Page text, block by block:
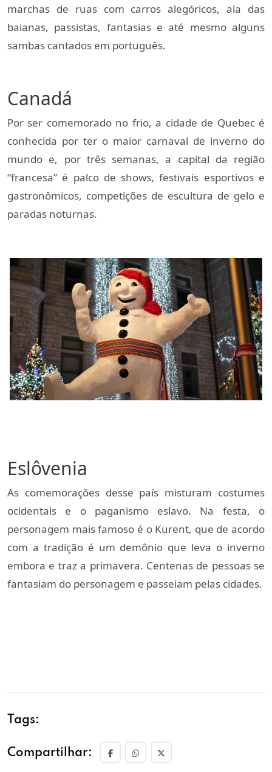
marchas de ruas com carros alegóricos, ala das
baianas, passistas, fantasias e até mesmo alguns
sambas cantados em português.
Canadá
Por ser comemorado no frio, a cidade de Quebec é
conhecida por ter o maior carnaval de inverno do
mundo e, por três semanas, a capital da região
“francesa” é palco de shows, festivais esportivos e
gastronômicos, competições de escultura de gelo e
paradas noturnas.
Eslôvenia
As comemorações desse país misturam costumes
ocidentais e o paganismo eslavo. Na festa, o
personagem mais famoso é o Kurent, que de acordo
com a tradição é um demônio que leva o inverno
embora e traz a primavera. Centenas de pessoas se
fantasiam do personagem e passeiam pelas cidades.
Tags:
Compartilhar: